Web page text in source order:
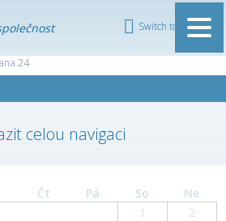
Switch to English
ČESKÁ
SPOLEČNOST
24
Čt Pá So
Ne
1
2